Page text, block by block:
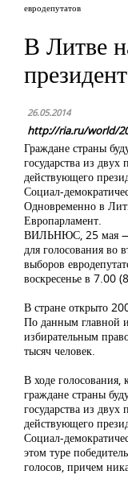
евродепутатов
В Литве
26.05.2014
http://ria.ru/world/
Граждане страны
государства из
действующего
Социал-
Одновременно в
Европарламент.
ВИЛЬНЮС, 25 мая —
для голосования во
выборов
воскресенье в 7.00
В стране открыто
По данным главной
избирательным
тысяч человек.
В ходе
граждане страны
государства из
действующего
Социал-
этом туре
голосов, причем